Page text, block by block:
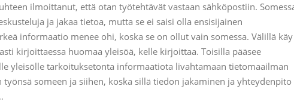
ilmoittanut, että otan työtehtävät vastaan sähköpostiin.
ja jakaa tietoa, mutta se ei saisi olla ensisijainen
informaatio menee ohi, koska se on ollut vain somessa. Välillä käy
kirjoittaessa huomaa yleisöä, kelle kirjoittaa. Toisilla pääsee
yleisölle tarkoituksetonta informaatiota livahtamaan tietomaailman
someen ja siihen, koska sillä tiedon jakaminen ja yhteydenpito